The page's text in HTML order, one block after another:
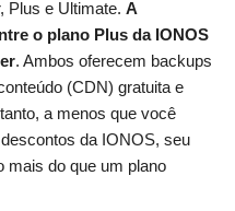
Plus e Ultimate. A
o plano Plus da IONOS
. Ambos oferecem backups
(CDN) gratuita e
a menos que você
da IONOS, seu
mais do que um plano